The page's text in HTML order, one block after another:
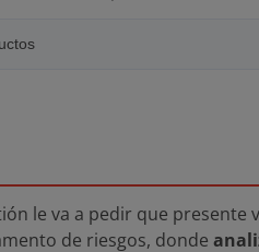
le va a pedir que presente
de riesgos, donde